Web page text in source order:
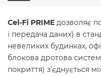
Cel-Fi PRIME дозволяє
і передача даних) в
невеликих будинках,
блокова дротова
покриття) з'єднується